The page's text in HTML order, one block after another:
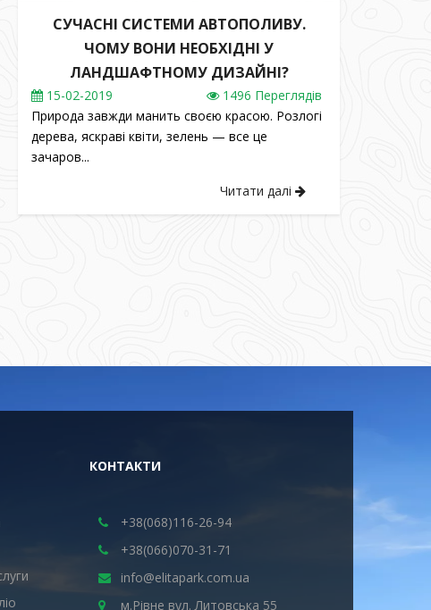
СУЧАСНІ СИСТЕМИ АВТОПОЛИВУ.
ЧОМУ ВОНИ НЕОБХІДНІ У
ЛАНДШАФТНОМУ ДИЗАЙНІ?
15-02-2019
1496 Переглядів
Природа завжди манить своєю красою. Розлогі
дерева, яскраві квіти, зелень — все це
зачаров...
Читати далі
КОНТАКТИ
+38(068)116-26-94
+38(066)070-31-71
info@elitapark.com.ua
м.Рівне вул. Литовська 55